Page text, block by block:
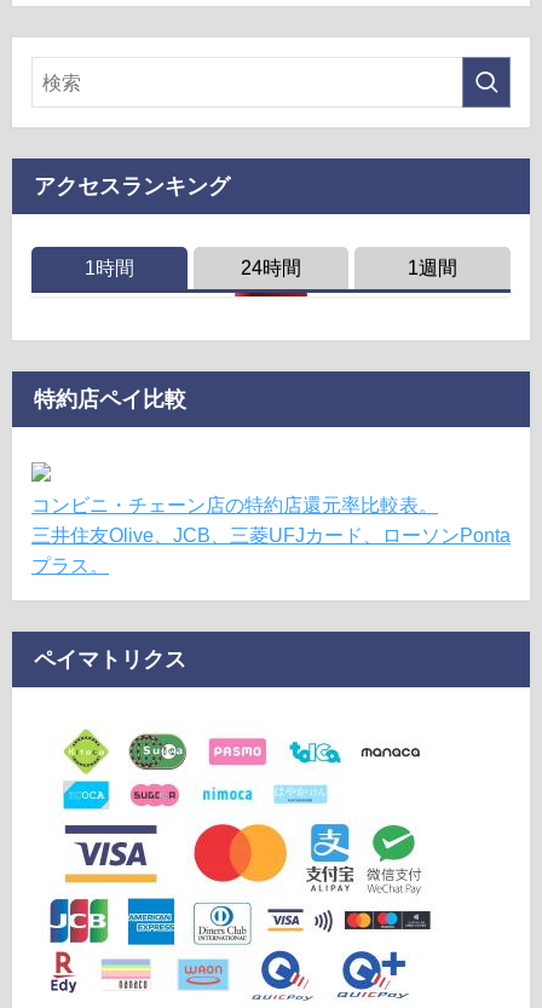
アクセスランキング
1時間 24時間 1週間
特約店ペイ比較
コンビニ・チェーン店の特約店還元率比較表。
三井住友Olive、JCB、三菱UFJカード、ローソンPonta
プラス。
ペイマトリクス